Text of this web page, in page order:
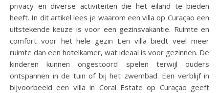
privacy en diverse activiteiten die het eiland te bieden
heeft. In dit artikel lees je waarom een villa op Curaçao een
uitstekende keuze is voor een gezinsvakantie. Ruimte en
comfort voor het hele gezin Een villa biedt veel meer
ruimte dan een hotelkamer, wat ideaal is voor gezinnen. De
kinderen kunnen ongestoord spelen terwijl ouders
ontspannen in de tuin of bij het zwembad. Een verblijf in
bijvoorbeeld een villa in Coral Estate op Curaçao geeft